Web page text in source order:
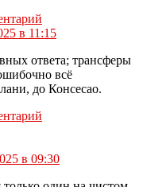
в 11:15
ответа; трансферы
всё
до Консесао.
в 09:30